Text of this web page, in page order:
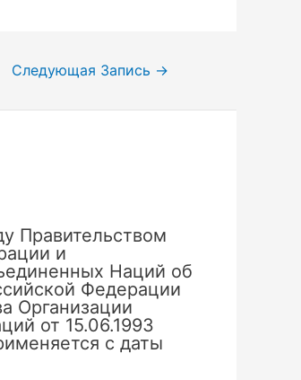
Следующая Запись →
Правительством
и
Наций об
Федерации
Организации
от 15.06.1993
с даты